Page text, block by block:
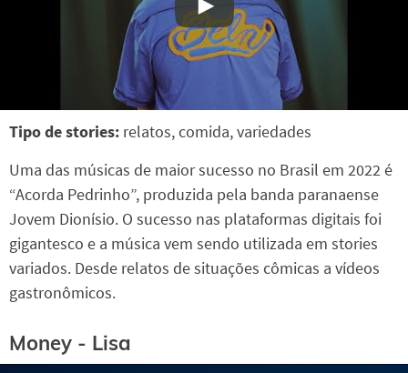
Tipo de stories: relatos, comida, variedades
Uma das músicas de maior sucesso no Brasil em 2022 é
“Acorda Pedrinho”, produzida pela banda paranaense
Jovem Dionísio. O sucesso nas plataformas digitais foi
gigantesco e a música vem sendo utilizada em stories
variados. Desde relatos de situações cômicas a vídeos
gastronômicos.
Money - Lisa